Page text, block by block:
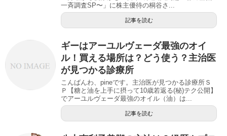
一斉調査SP〜」に株主優待の桐谷さ...
記事を読む
ギーはアーユルヴェーダ最強のオイ
ル！買える場所は？どう使う？主治医
が見つかる診療所
こんばんわ、pineです。主治医が見つかる診療所Ｓ
Ｐ【糖と油を上手に摂って10歳若返る(秘)テク公開】
でアーユルヴェーダ最強のオイル（油）は...
記事を読む